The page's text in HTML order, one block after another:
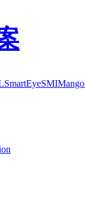
SmartEyeSMI